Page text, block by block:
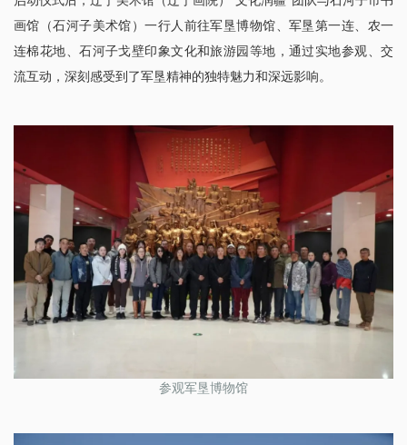
画馆（石河子美术馆）一行人前往军垦博物馆、军垦第一连、农一
连棉花地、石河子戈壁印象文化和旅游园等地，通过实地参观、交
流互动，深刻感受到了军垦精神的独特魅力和深远影响。
参观军垦博物馆